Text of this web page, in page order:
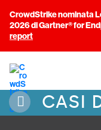
CrowdStrike nominata
2026 di Gartner® for
report
CASI